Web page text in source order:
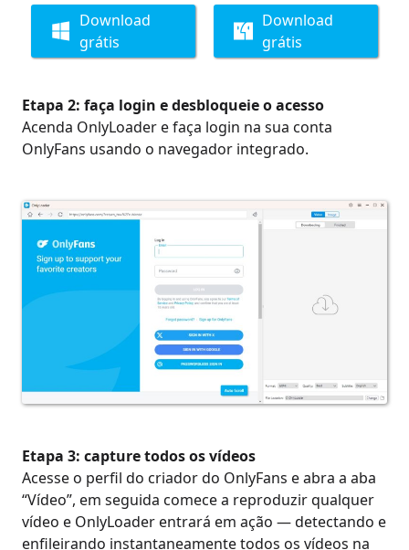
Download
grátis
Download
grátis
Etapa 2: faça login e desbloqueie o acesso
Acenda OnlyLoader e faça login na sua conta
OnlyFans usando o navegador integrado.
Etapa 3: capture todos os vídeos
Acesse o perfil do criador do OnlyFans e abra a aba
“Vídeo”, em seguida comece a reproduzir qualquer
vídeo e OnlyLoader entrará em ação — detectando e
enfileirando instantaneamente todos os vídeos na